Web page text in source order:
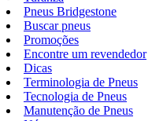
Pneus Bridgestone
Buscar pneus
Promoções
Encontre um revendedor
Dicas
Terminologia de Pneus
Tecnologia de Pneus
Manutenção de Pneus